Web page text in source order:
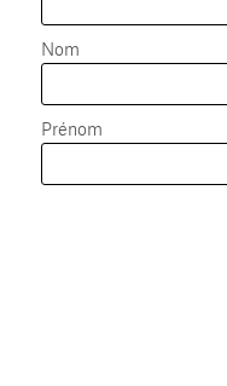
Nom
Prénom